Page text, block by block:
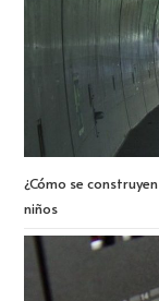
¿Cómo se
niños